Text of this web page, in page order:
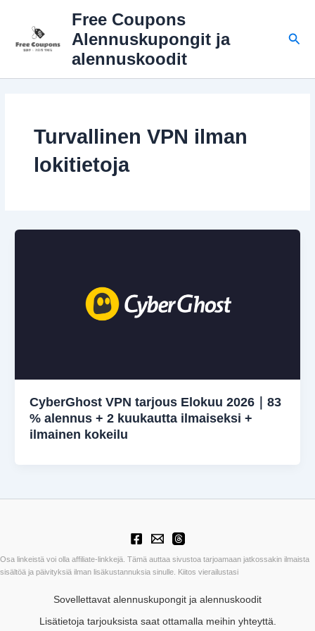
Free Coupons
Alennuskupongit ja
alennuskoodit
Hae
Turvallinen VPN ilman
lokitietoja
CyberGhost VPN tarjous Elokuu 2026｜83
% alennus + 2 kuukautta ilmaiseksi +
ilmainen kokeilu
Osa linkeistä voi olla affiliate-linkkejä. Tämä auttaa sivustoa tarjoamaan jatkossakin ilmaista
sisältöä ja päivityksiä ilman lisäkustannuksia sinulle. Kiitos vierailustasi
Sovellettavat alennuskupongit ja alennuskoodit
Lisätietoja tarjouksista saat ottamalla meihin yhteyttä.